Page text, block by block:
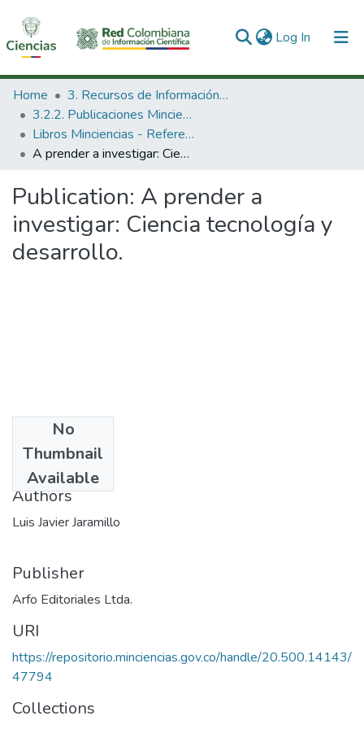
Log In (current)
Communities & Collections
All of DSpace
Statistics
Home
3. Recursos de Información Científica y Tecnológica
3.2.2. Publicaciones Minciencias
Libros Minciencias - Referenciales
A prender a investigar: Ciencia tecnología y desarrollo.
Publication: A prender a
investigar: Ciencia tecnología y
desarrollo.
No
Thumbnail
Available
1987
Authors
Luis Javier Jaramillo
Publisher
Arfo Editoriales Ltda.
URI
https://repositorio.minciencias.gov.co/handle/20.500.14143/
47794
Collections